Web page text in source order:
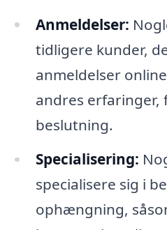
Anmeldelser:
tidligere kunder,
anmeldelser
andres
beslutning.
Specialisering:
specialisere sig i
ophængning,